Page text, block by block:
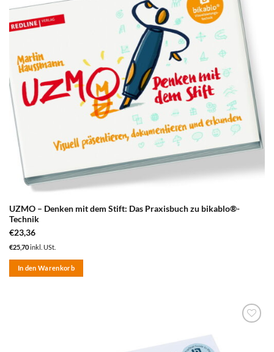
UZMO – Denken mit dem Stift: Das Praxisbuch zu bikablo®-
Technik
€23,36
€25,70inkl. USt.
In den Warenkorb